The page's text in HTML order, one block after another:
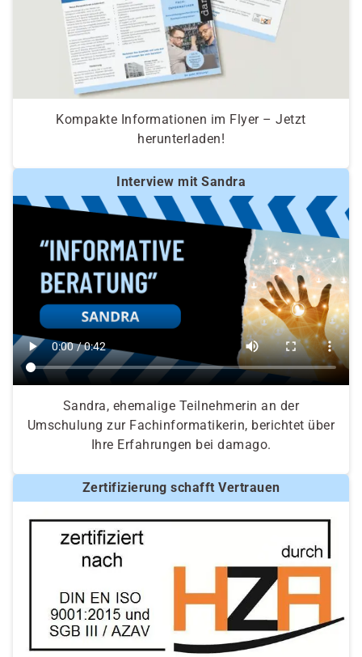
Kompakte Informationen im Flyer – Jetzt
herunterladen!
Interview mit Sandra
Sandra, ehemalige Teilnehmerin an der
Umschulung zur Fachinformatikerin, berichtet über
Ihre Erfahrungen bei damago.
Zertifizierung schafft Vertrauen